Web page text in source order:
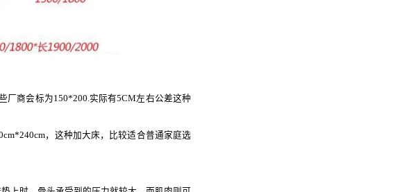
厂商会标为150*200.实际有5CM左右公差这种
，这种加大床，比较适合普通家庭选